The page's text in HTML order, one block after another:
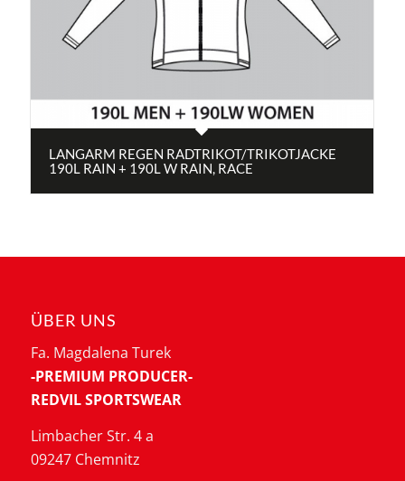
LANGARM REGEN RADTRIKOT/TRIKOTJACKE
190L RAIN + 190L W RAIN, RACE
ÜBER UNS
Fa. Magdalena Turek
-PREMIUM PRODUCER-
REDVIL SPORTSWEAR
Limbacher Str. 4 a
09247 Chemnitz